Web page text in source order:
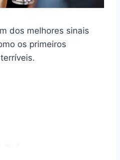
dos melhores sinais
os primeiros